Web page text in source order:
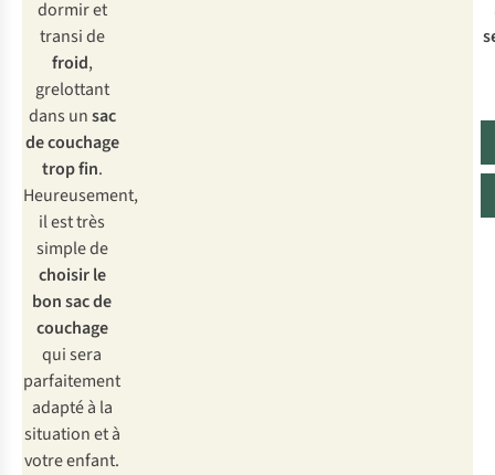
dormir et
transi de
froid,
grelottant
dans unsac
decouchage
trop fin.
Heureusement,
il est très
simple de
choisir le
bon sac de
couchage
qui sera
parfaitement
adapté à la
situation et à
votre enfant.